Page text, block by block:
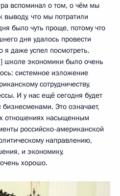
вспоминал о том, о чём мы
что мы потратили
было чуть проще, потому что
дня удалось провести
я даже успел посмотреть.
школе экономики было очень
системное изложение
сотрудничеству,
И у нас ещё сегодня будет
Это означает,
отношениях насыщенным
российско-американской
направлению,
и экономику,
хорошо.